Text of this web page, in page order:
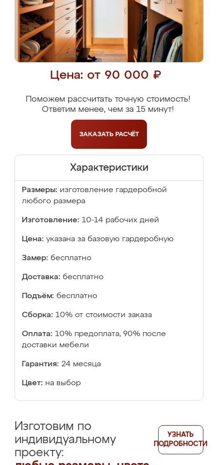
Цена: от 90 000 ₽
Поможем рассчитать точную стоимость!
Ответим менее, чем за 15 минут!
ЗАКАЗАТЬ РАСЧЁТ
Характеристики
Размеры: изготовление гардеробной
любого размера
Изготовление: 10-14 рабочих дней
Цена: указана за базовую гардеробную
Замер: бесплатно
Доставка: бесплатно
Подъём: бесплатно
Сборка: 10% от стоимости заказа
Оплата: 10% предоплата, 90% после
доставки мебели
Гарантия: 24 месяца
Цвет: на выбор
Изготовим по
индивидуальному
проекту:
УЗНАТЬ
ПОДРОБНОСТИ